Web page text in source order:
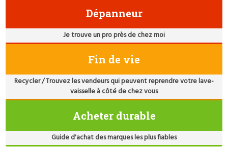
Dépanneur
Je trouve un pro près de chez moi
Fin de vie
Recycler / Trouvez les vendeurs qui peuvent reprendre votre lave-
vaisselle à côté de chez vous
Acheter durable
Guide d'achat des marques les plus fiables